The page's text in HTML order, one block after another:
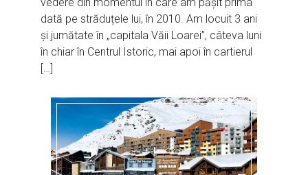
dată pe străduțele lui, în 2010. Am locuit 3 ani
și jumătate în „capitala Văii Loarei”, câteva luni
în chiar în Centrul Istoric, mai apoi în cartierul
[…]